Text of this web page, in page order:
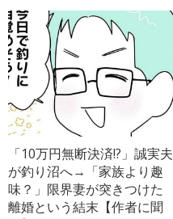
「10万円無断決済!?」誠実夫
が釣り沼へ→「家族より趣
味？」限界妻が突きつけた
離婚という結末【作者に聞